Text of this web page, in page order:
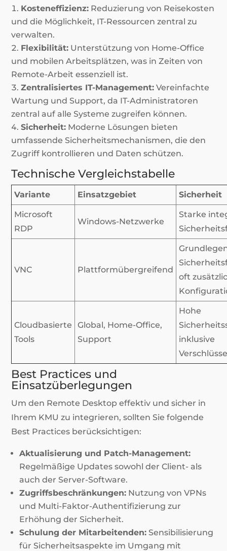
Kosteneffizienz: Reduzierung von Reisekosten
und die Möglichkeit, IT-Ressourcen zentral zu
verwalten.
Flexibilität: Unterstützung von Home-Office
und mobilen Arbeitsplätzen, was in Zeiten von
Remote-Arbeit essenziell ist.
Zentralisiertes IT-Management: Vereinfachte
Wartung und Support, da IT-Administratoren
zentral auf alle Systeme zugreifen können.
Sicherheit: Moderne Lösungen bieten
umfassende Sicherheitsmechanismen, die den
Zugriff kontrollieren und Daten schützen.
Technische Vergleichstabelle
Variante Einsatzgebiet Sicherheit
Microsoft
RDP
Windows-Netzwerke
Starke
VNC Plattformübergreifend
oft
Cloudbasierte
Tools
Global, Home-Office,
Support
Hohe
inklusive
Best Practices und
Einsatzüberlegungen
Um den Remote Desktop effektiv und sicher in
Ihrem KMU zu integrieren, sollten Sie folgende
Best Practices berücksichtigen:
Aktualisierung und Patch-Management:
Regelmäßige Updates sowohl der Client- als
auch der Server-Software.
Zugriffsbeschränkungen: Nutzung von VPNs
und Multi-Faktor-Authentifizierung zur
Erhöhung der Sicherheit.
Schulung der Mitarbeitenden: Sensibilisierung
für Sicherheitsaspekte im Umgang mit